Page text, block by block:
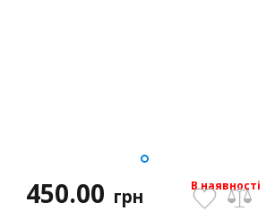
В наявності
450.00 грн